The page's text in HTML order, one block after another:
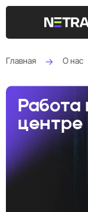
Главная О нас
Работа
центре